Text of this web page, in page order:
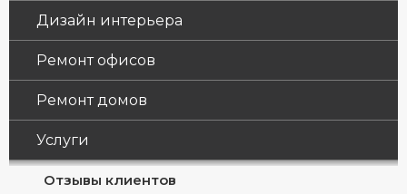
Дизайн интерьера
Ремонт офисов
Ремонт домов
Услуги
Отзывы клиентов